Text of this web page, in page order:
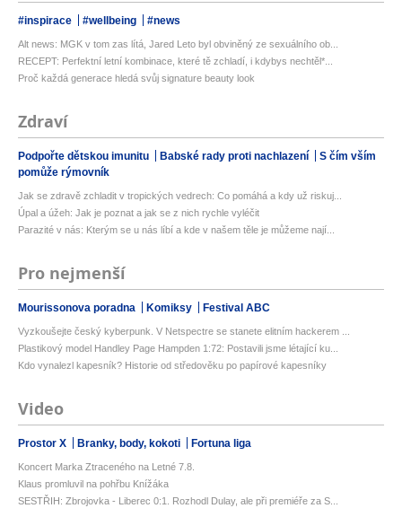
#inspirace #wellbeing #news
Alt news: MGK v tom zas lítá, Jared Leto byl obviněný ze sexuálního ob...
RECEPT: Perfektní letní kombinace, které tě zchladí, i kdybys nechtěl*...
Proč každá generace hledá svůj signature beauty look
Zdraví
Podpořte dětskou imunitu Babské rady proti nachlazení
S čím vším
pomůže rýmovník
Jak se zdravě zchladit v tropických vedrech: Co pomáhá a kdy už riskuj...
Úpal a úžeh: Jak je poznat a jak se z nich rychle vyléčit
Parazité v nás: Kterým se u nás líbí a kde v našem těle je můžeme nají...
Pro nejmenší
Mourissonova poradna Komiksy Festival ABC
Vyzkoušejte český kyberpunk. V Netspectre se stanete elitním hackerem ...
Plastikový model Handley Page Hampden 1:72: Postavili jsme létající ku...
Kdo vynalezl kapesník? Historie od středověku po papírové kapesníky
Video
Prostor X Branky, body, kokoti Fortuna liga
Koncert Marka Ztraceného na Letné 7.8.
Klaus promluvil na pohřbu Knížáka
SESTŘIH: Zbrojovka - Liberec 0:1. Rozhodl Dulay, ale při premiéře za S...